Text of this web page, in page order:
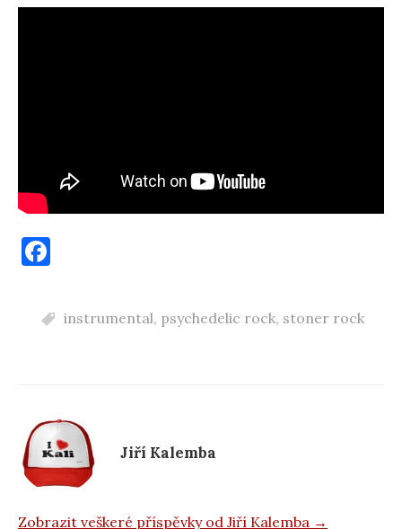
c
o
k
instrumental, psychedelic rock, stoner rock
Jiří Kalemba
Zobrazit veškeré příspěvky od Jiří Kalemba →